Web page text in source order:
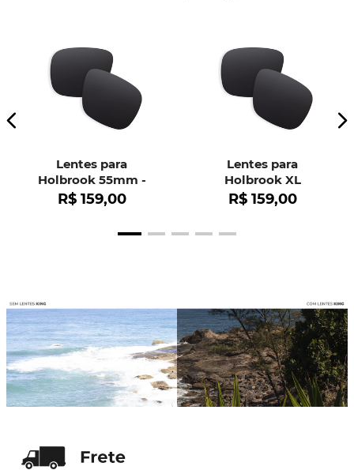
Lentes para
Holbrook 55mm -
OO9102
R$ 159,00
Lentes para
Holbrook XL
R$ 159,00